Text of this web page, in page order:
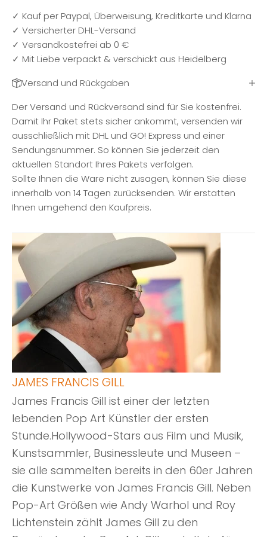
✓ Kauf per Paypal, Überweisung, Kreditkarte und Klarna
✓ Versicherter DHL-Versand
✓ Versandkostefrei ab 0 €
✓ Mit Liebe verpackt & verschickt aus Heidelberg
Versand und Rückgaben
Der Versand und Rückversand sind für Sie kostenfrei.
Damit Ihr Paket stets sicher ankommt, versenden wir
ausschließlich mit DHL und GO! Express und einer
Sendungsnummer. So können Sie jederzeit den
aktuellen Standort Ihres Pakets verfolgen.
Sollte Ihnen die Ware nicht zusagen, können Sie diese
innerhalb von 14 Tagen zurücksenden. Wir erstatten
Ihnen umgehend den Kaufpreis.
JAMES FRANCIS GILL
James Francis Gill ist einer der letzten
lebenden Pop Art Künstler der ersten
Stunde.Hollywood-Stars aus Film und Musik,
Kunstsammler, Businessleute und Museen –
sie alle sammelten bereits in den 60er Jahren
die Kunstwerke von James Francis Gill. Neben
Pop-Art Größen wie Andy Warhol und Roy
Lichtenstein zählt James Gill zu den